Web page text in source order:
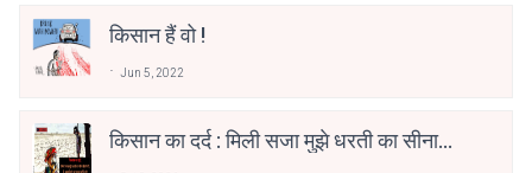
किसान हैं वो !
Jun 5, 2022
किसान का दर्द : मिली सजा मुझे धरती का सीना